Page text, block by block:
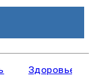
Здоровье